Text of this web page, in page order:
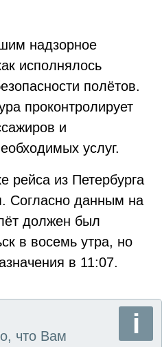
надзорное
исполнялось
полётов.
проконтролирует
и
услуг.
рейса из Петербурга
Согласно данным на
должен был
в восемь утра, но
в 11:07.
что Вам